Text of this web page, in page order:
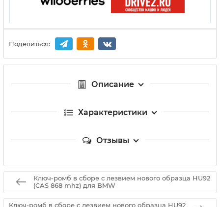
Поделиться:
Описание
Характеристики
Отзывы
Ключ-ромб в сборе с лезвием нового образца HU92
(CAS 868 mhz) для BMW
Ключ-ромб в сборе с лезвием нового образца HU92